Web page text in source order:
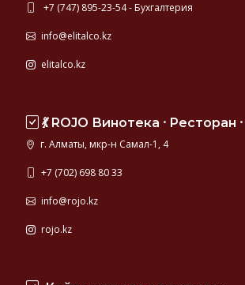
+7 (747) 895-23-54 - Бухгалтерия
info@elitalco.kz
elitalco.kz
💃 ROJO Винотека ⸱ Ресторан
г. Алматы, мкр-н Самал-1, 4
+7 (702) 698 80 33
info@rojo.kz
rojo.kz